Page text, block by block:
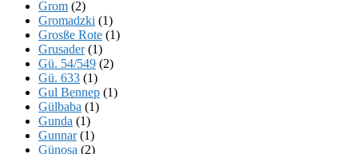
Grom (2)
Gromadzki (1)
Grosße Rote (1)
Grusader(1)
Gü. 54/549 (2)
Gü. 633 (1)
Gul Bennep (1)
Gülbaba (1)
Gunda (1)
Gunnar(1)
Günosa (2)